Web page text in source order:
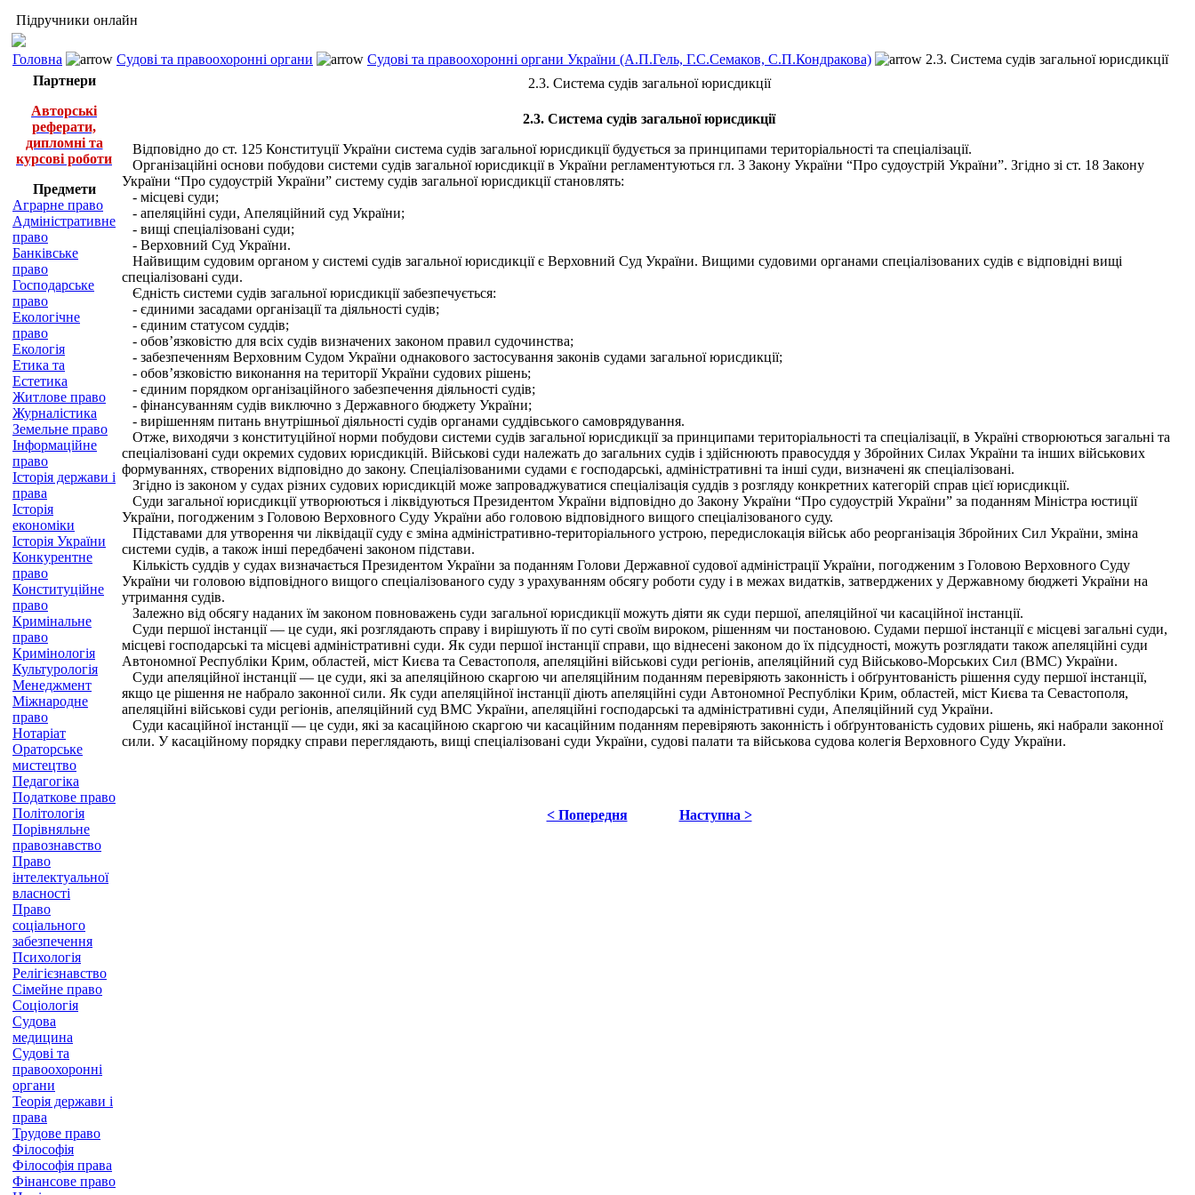
Підручники онлайн
Головна Судові та правоохоронні органи Судові та правоохоронні органи України (А.П.Гель, Г.С.Семаков, С.П.Кондракова)
2.3. Система судів загальної юрисдикції
Партнери
Авторські
реферати,
дипломні та
курсові роботи
Предмети
Аграрне право
Адміністративне
право
Банківське
право
Господарське
право
Екологічне
право
Екологія
Етика та
Естетика
Житлове право
Журналістика
Земельне право
Інформаційне
право
Історія держави і
права
Історія
економіки
Історія України
Конкурентне
право
Конституційне
право
Кримінальне
право
Кримінологія
Культурологія
Менеджмент
Міжнародне
право
Нотаріат
Ораторське
мистецтво
Педагогіка
Податкове право
Політологія
Порівняльне
правознавство
Право
інтелектуальної
власності
Право
соціального
забезпечення
Психологія
Релігієзнавство
Сімейне право
Соціологія
Судова
медицина
Судові та
правоохоронні
органи
Теорія держави і
права
Трудове право
Філософія
Філософія права
Фінансове право
2.3. Система судів загальної юрисдикції
2.3. Система судів загальної юрисдикції
Відповідно до ст. 125 Конституції України система судів загальної юрисдикції будується за принципами територіальності та спеціалізації.
Організаційні основи побудови системи судів загальної юрисдикції в України регламентуються гл. 3 Закону України “Про судоустрій України”. Згідно зі ст. 18 Закону
України “Про судоустрій України” систему судів загальної юрисдикції становлять:
- місцеві суди;
- апеляційні суди, Апеляційний суд України;
- вищі спеціалізовані суди;
- Верховний Суд України.
Найвищим судовим органом у системі судів загальної юрисдикції є Верховний Суд України. Вищими судовими органами спеціалізованих судів є відповідні вищі
спеціалізовані суди.
Єдність системи судів загальної юрисдикції забезпечується:
- єдиними засадами організації та діяльності судів;
- єдиним статусом суддів;
- обов’язковістю для всіх судів визначених законом правил судочинства;
- забезпеченням Верховним Судом України однакового застосування законів судами загальної юрисдикції;
- обов’язковістю виконання на території України судових рішень;
- єдиним порядком організаційного забезпечення діяльності судів;
- фінансуванням судів виключно з Державного бюджету України;
- вирішенням питань внутрішньої діяльності судів органами суддівського самоврядування.
Отже, виходячи з конституційної норми побудови системи судів загальної юрисдикції за принципами територіальності та спеціалізації, в Україні створюються загальні та
спеціалізовані суди окремих судових юрисдикцій. Військові суди належать до загальних судів і здійснюють правосуддя у Збройних Силах України та інших військових
формуваннях, створених відповідно до закону. Спеціалізованими судами є господарські, адміністративні та інші суди, визначені як спеціалізовані.
Згідно із законом у судах різних судових юрисдикцій може запроваджуватися спеціалізація суддів з розгляду конкретних категорій справ цієї юрисдикції.
Суди загальної юрисдикції утворюються і ліквідуються Президентом України відповідно до Закону України “Про судоустрій України” за поданням Міністра юстиції
України, погодженим з Головою Верховного Суду України або головою відповідного вищого спеціалізованого суду.
Підставами для утворення чи ліквідації суду є зміна адміністративно-територіального устрою, передислокація військ або реорганізація Збройних Сил України, зміна
системи судів, а також інші передбачені законом підстави.
Кількість суддів у судах визначається Президентом України за поданням Голови Державної судової адміністрації України, погодженим з Головою Верховного Суду
України чи головою відповідного вищого спеціалізованого суду з урахуванням обсягу роботи суду і в межах видатків, затверджених у Державному бюджеті України на
утримання судів.
Залежно від обсягу наданих їм законом повноважень суди загальної юрисдикції можуть діяти як суди першої, апеляційної чи касаційної інстанції.
Суди першої інстанції — це суди, які розглядають справу і вирішують її по суті своїм вироком, рішенням чи постановою. Судами першої інстанції є місцеві загальні суди,
місцеві господарські та місцеві адміністративні суди. Як суди першої інстанції справи, що віднесені законом до їх підсудності, можуть розглядати також апеляційні суди
Автономної Республіки Крим, областей, міст Києва та Севастополя, апеляційні військові суди регіонів, апеляційний суд Військово-Морських Сил (ВМС) України.
Суди апеляційної інстанції — це суди, які за апеляційною скаргою чи апеляційним поданням перевіряють законність і обґрунтованість рішення суду першої інстанції,
якщо це рішення не набрало законної сили. Як суди апеляційної інстанції діють апеляційні суди Автономної Республіки Крим, областей, міст Києва та Севастополя,
апеляційні військові суди регіонів, апеляційний суд ВМС України, апеляційні господарські та адміністративні суди, Апеляційний суд України.
Суди касаційної інстанції — це суди, які за касаційною скаргою чи касаційним поданням перевіряють законність і обґрунтованість судових рішень, які набрали законної
сили. У касаційному порядку справи переглядають, вищі спеціалізовані суди України, судові палати та військова судова колегія Верховного Суду України.
< Попередня Наступна >